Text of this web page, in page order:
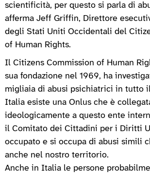
scientificità, per questo si parla di
afferma Jeff Griffin, Direttore
degli Stati Uniti Occidentali del
of Human Rights.
Il Citizens Commission of Human
sua fondazione nel 1969, ha
migliaia di abusi psichiatrici in tutto
Italia esiste una Onlus che è
ideologicamente a questo ente
il Comitato dei Cittadini per i Diritti
occupato e si occupa di abusi simili
anche nel nostro territorio.
Anche in Italia le persone